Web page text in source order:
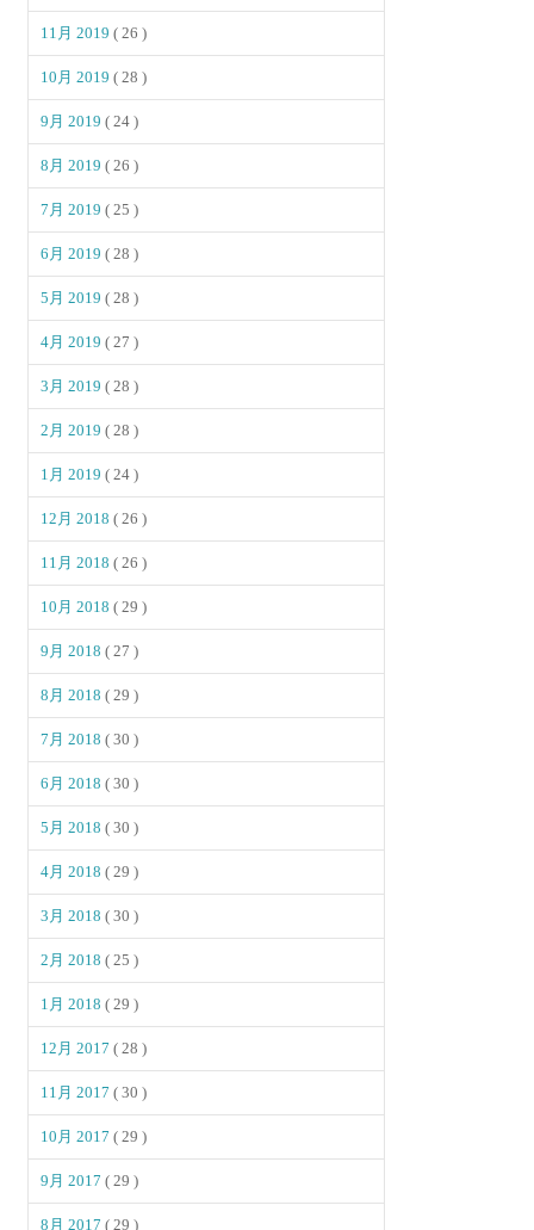
11月 2019( 26 )
10月 2019( 28 )
9月 2019( 24 )
8月 2019( 26 )
7月 2019( 25 )
6月 2019( 28 )
5月 2019( 28 )
4月 2019( 27 )
3月 2019( 28 )
2月 2019( 28 )
1月 2019( 24 )
12月 2018( 26 )
11月 2018( 26 )
10月 2018( 29 )
9月 2018( 27 )
8月 2018( 29 )
7月 2018( 30 )
6月 2018( 30 )
5月 2018( 30 )
4月 2018( 29 )
3月 2018( 30 )
2月 2018( 25 )
1月 2018( 29 )
12月 2017( 28 )
11月 2017( 30 )
10月 2017( 29 )
9月 2017( 29 )
8月 2017( 29 )